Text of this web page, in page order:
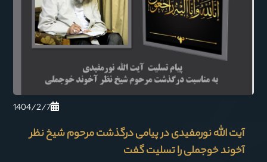
1404/2/7
آیت الله نورمفیدی در پیامی درگذشت مرحوم شیخ نظر
آخوند خوجملی را تسلیت گفت